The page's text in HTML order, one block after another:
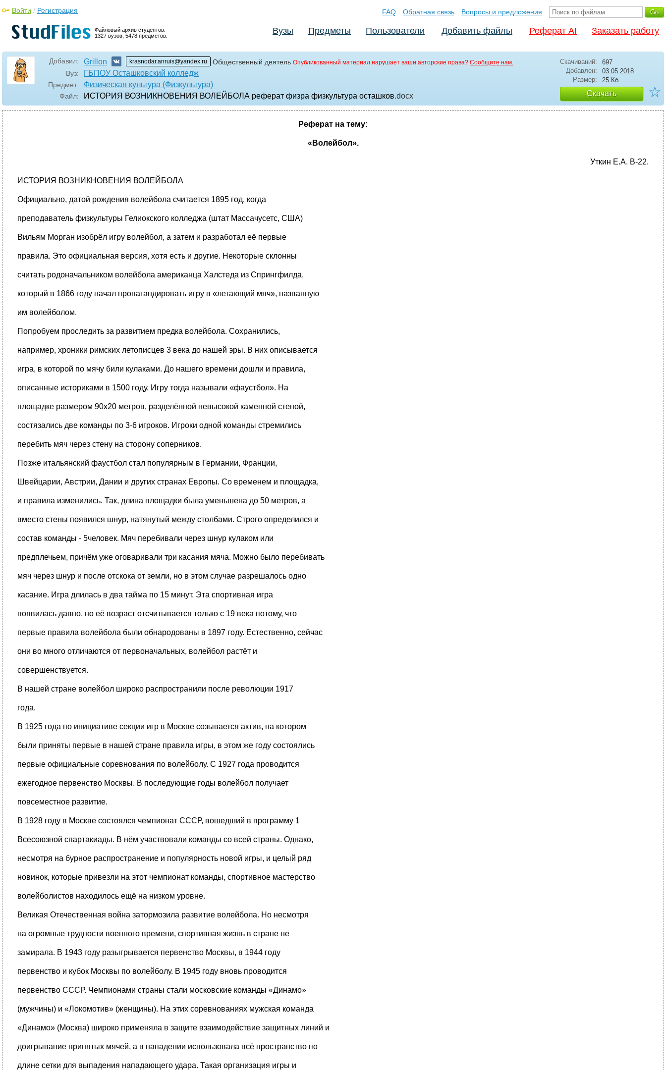
Файловый архив студентов.
1327 вузов, 5478 предметов.
Войти / Регистрация FAQ Обратная связь Вопросы и предложения
Вузы Предметы Пользователи Добавить файлы Реферат AI Заказать работу
Добавил: Grillon krasnodar.anruis@yandex.ru Общественный деятель Опубликованный материал нарушает ваши авторские права? Сообщите нам.
Вуз: ГБПОУ Осташковский колледж
Предмет: Физическая культура (Физкультура)
Файл: ИСТОРИЯ ВОЗНИКНОВЕНИЯ ВОЛЕЙБОЛА реферат физра физкультура осташков.docx
Скачиваний:
697
Добавлен:
03.05.2018
Размер:
25 Кб
Скачать ☆
Реферат на тему:
«Волейбол».
Уткин Е.А. В-22.
ИСТОРИЯ ВОЗНИКНОВЕНИЯ ВОЛЕЙБОЛА
Официально, датой рождения волейбола считается 1895 год, когда
преподаватель физкультуры Гелиокского колледжа (штат Массачусетс, США)
Вильям Морган изобрёл игру волейбол, а затем и разработал её первые
правила. Это официальная версия, хотя есть и другие. Некоторые склонны
считать родоначальником волейбола американца Халстеда из Спрингфилда,
который в 1866 году начал пропагандировать игру в «летающий мяч», названную
им волейболом.
Попробуем проследить за развитием предка волейбола. Сохранились,
например, хроники римских летописцев 3 века до нашей эры. В них описывается
игра, в которой по мячу били кулаками. До нашего времени дошли и правила,
описанные историками в 1500 году. Игру тогда называли «фаустбол». На
площадке размером 90х20 метров, разделённой невысокой каменной стеной,
состязались две команды по 3-6 игроков. Игроки одной команды стремились
перебить мяч через стену на сторону соперников.
Позже итальянский фаустбол стал популярным в Германии, Франции,
Швейцарии, Австрии, Дании и других странах Европы. Со временем и площадка,
и правила изменились. Так, длина площадки была уменьшена до 50 метров, а
вместо стены появился шнур, натянутый между столбами. Строго определился и
состав команды - 5человек. Мяч перебивали через шнур кулаком или
предплечьем, причём уже оговаривали три касания мяча. Можно было перебивать
мяч через шнур и после отскока от земли, но в этом случае разрешалось одно
касание. Игра длилась в два тайма по 15 минут. Эта спортивная игра
появилась давно, но её возраст отсчитывается только с 19 века потому, что
первые правила волейбола были обнародованы в 1897 году. Естественно, сейчас
они во много отличаются от первоначальных, волейбол растёт и
совершенствуется.
В нашей стране волейбол широко распространили после революции 1917
года.
В 1925 года по инициативе секции игр в Москве созывается актив, на котором
были приняты первые в нашей стране правила игры, в этом же году состоялись
первые официальные соревнования по волейболу. С 1927 года проводится
ежегодное первенство Москвы. В последующие годы волейбол получает
повсеместное развитие.
В 1928 году в Москве состоялся чемпионат СССР, вошедший в программу 1
Всесоюзной спартакиады. В нём участвовали команды со всей страны. Однако,
несмотря на бурное распространение и популярность новой игры, и целый ряд
новинок, которые привезли на этот чемпионат команды, спортивное мастерство
волейболистов находилось ещё на низком уровне.
Великая Отечественная война затормозила развитие волейбола. Но несмотря
на огромные трудности военного времени, спортивная жизнь в стране не
замирала. В 1943 году разыгрывается первенство Москвы, в 1944 году
первенство и кубок Москвы по волейболу. В 1945 году вновь проводится
первенство СССР. Чемпионами страны стали московские команды «Динамо»
(мужчины) и «Локомотив» (женщины). На этих соревнованиях мужская команда
«Динамо» (Москва) широко применяла в защите взаимодействие защитных линий и
доигрывание принятых мячей, а в нападении использовала всё пространство по
длине сетки для выпадения нападающего удара. Такая организация игры и